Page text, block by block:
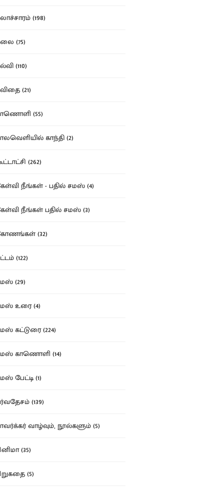
(198)
(75)
(110)
(21)
(55)
காந்தி (2)
(262)
நீங்கள் - பதில் சமஸ் (4)
நீங்கள் பதில் சமஸ் (3)
(32)
(122)
(29)
உரை (4)
கட்டுரை (224)
காணொளி (14)
பேட்டி (1)
(139)
வாழ்வும், நூல்களும் (5)
(35)
(5)